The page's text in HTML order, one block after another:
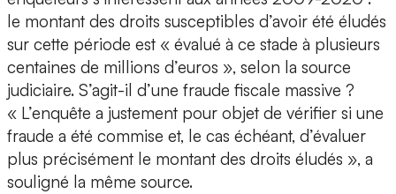
le montant des droits susceptibles d’avoir été éludés
sur cette période est « évalué à ce stade à plusieurs
centaines de millions d’euros », selon la source
judiciaire. S’agit-il d’une fraude fiscale massive ?
« L’enquête a justement pour objet de vérifier si une
fraude a été commise et, le cas échéant, d’évaluer
plus précisément le montant des droits éludés », a
souligné la même source.